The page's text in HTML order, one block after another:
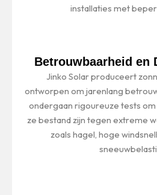
installaties met
Betrouwbaarheid en
Jinko Solar produceert
ontworpen om jarenlang
ondergaan rigoureuze tests
ze bestand zijn tegen extreme
zoals hagel, hoge